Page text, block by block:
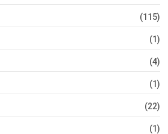
(115)
(1)
(4)
(1)
(22)
(1)